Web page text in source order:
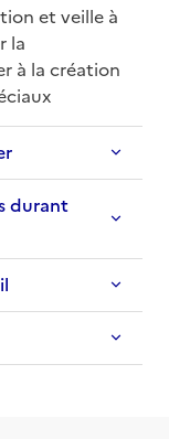
et veille à
la
à la création
durant